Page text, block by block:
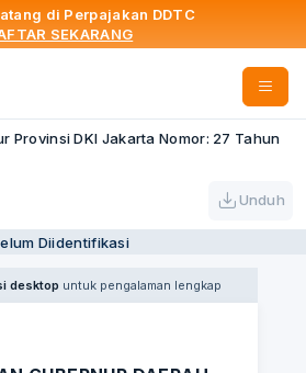
di Perpajakan DDTC
SEKARANG
Provinsi DKI Jakarta Nomor: 27 Tahun
Unduh
Diidentifikasi
desktop untuk pengalaman lengkap